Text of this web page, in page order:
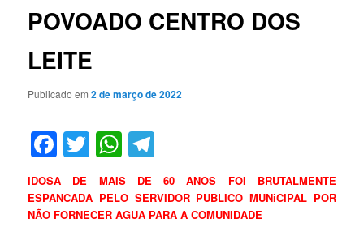
POVOADO CENTRO DOS
LEITE
Publicado em2 de março de 2022
Facebook
TwitterWhatsApp
IDOSA DE MAIS DE 60 ANOS FOI BRUTALMENTE
ESPANCADA PELO SERVIDOR PUBLICO MUNiCIPAL POR
NÃO FORNECER AGUA PARA A COMUNIDADE